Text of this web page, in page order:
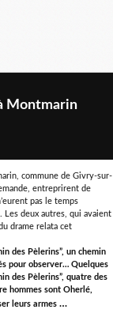
Montmarin
commune de Givry-sur-
entreprirent de
pas le temps
Les deux autres, qui avaient
drame relata cet
des Pèlerins”, un chemin
pour observer… Quelques
des Pèlerins”, quatre des
hom­mes sont Oherlé,
leurs armes …